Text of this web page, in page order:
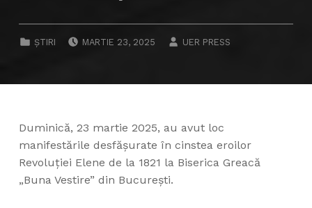
CATEGORIZED IN:
ȘTIRI MARTIE 23, 2025 UER PRESS
Duminică, 23 martie 2025, au avut loc
manifestările desfăşurate în cinstea eroilor
Revoluției Elene de la 1821 la Biserica Greacă
„Buna Vestire” din Bucureşti.